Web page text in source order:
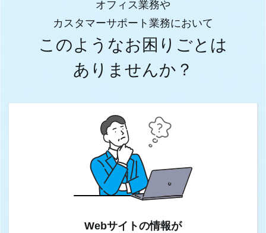
オフィス業務や
カスタマーサポート業務において
このようなお困りごとは
ありませんか？
Webサイトの情報が